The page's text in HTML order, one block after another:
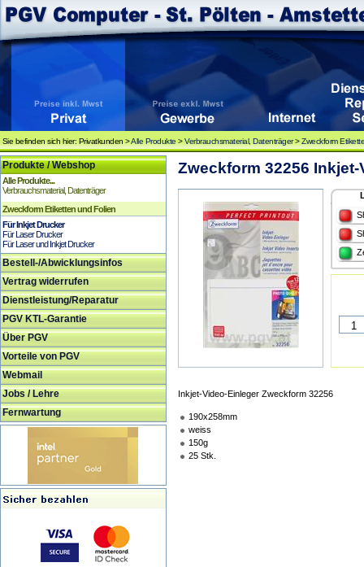
Sie befinden sich hier: Privatkunden >Alle Produkte >Verbrauchsmaterial, Datenträger>Zweckform
Produkte / Webshop
Alle Produkte...
Verbrauchsmaterial, Datenträger
Zweckform Etiketten und Folien
Für Inkjet Drucker
Für Laser Drucker
Für Laser und Inkjet Drucker
Bestell-/Abwicklungsinfos
Vertrag widerrufen
Dienstleistung/Reparatur
PGV KTL-Garantie
Über PGV
Vorteile von PGV
Webmail
Jobs / Lehre
Fernwartung
Zweckform 32256
Inkjet-Video-Einleger Zweckform 32256
190x258mm
weiss
150g
25 Stk.